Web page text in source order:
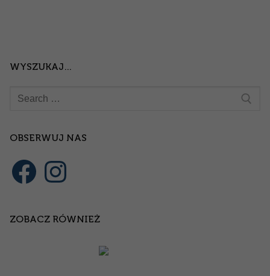
WYSZUKAJ…
OBSERWUJ NAS
ZOBACZ RÓWNIEŻ